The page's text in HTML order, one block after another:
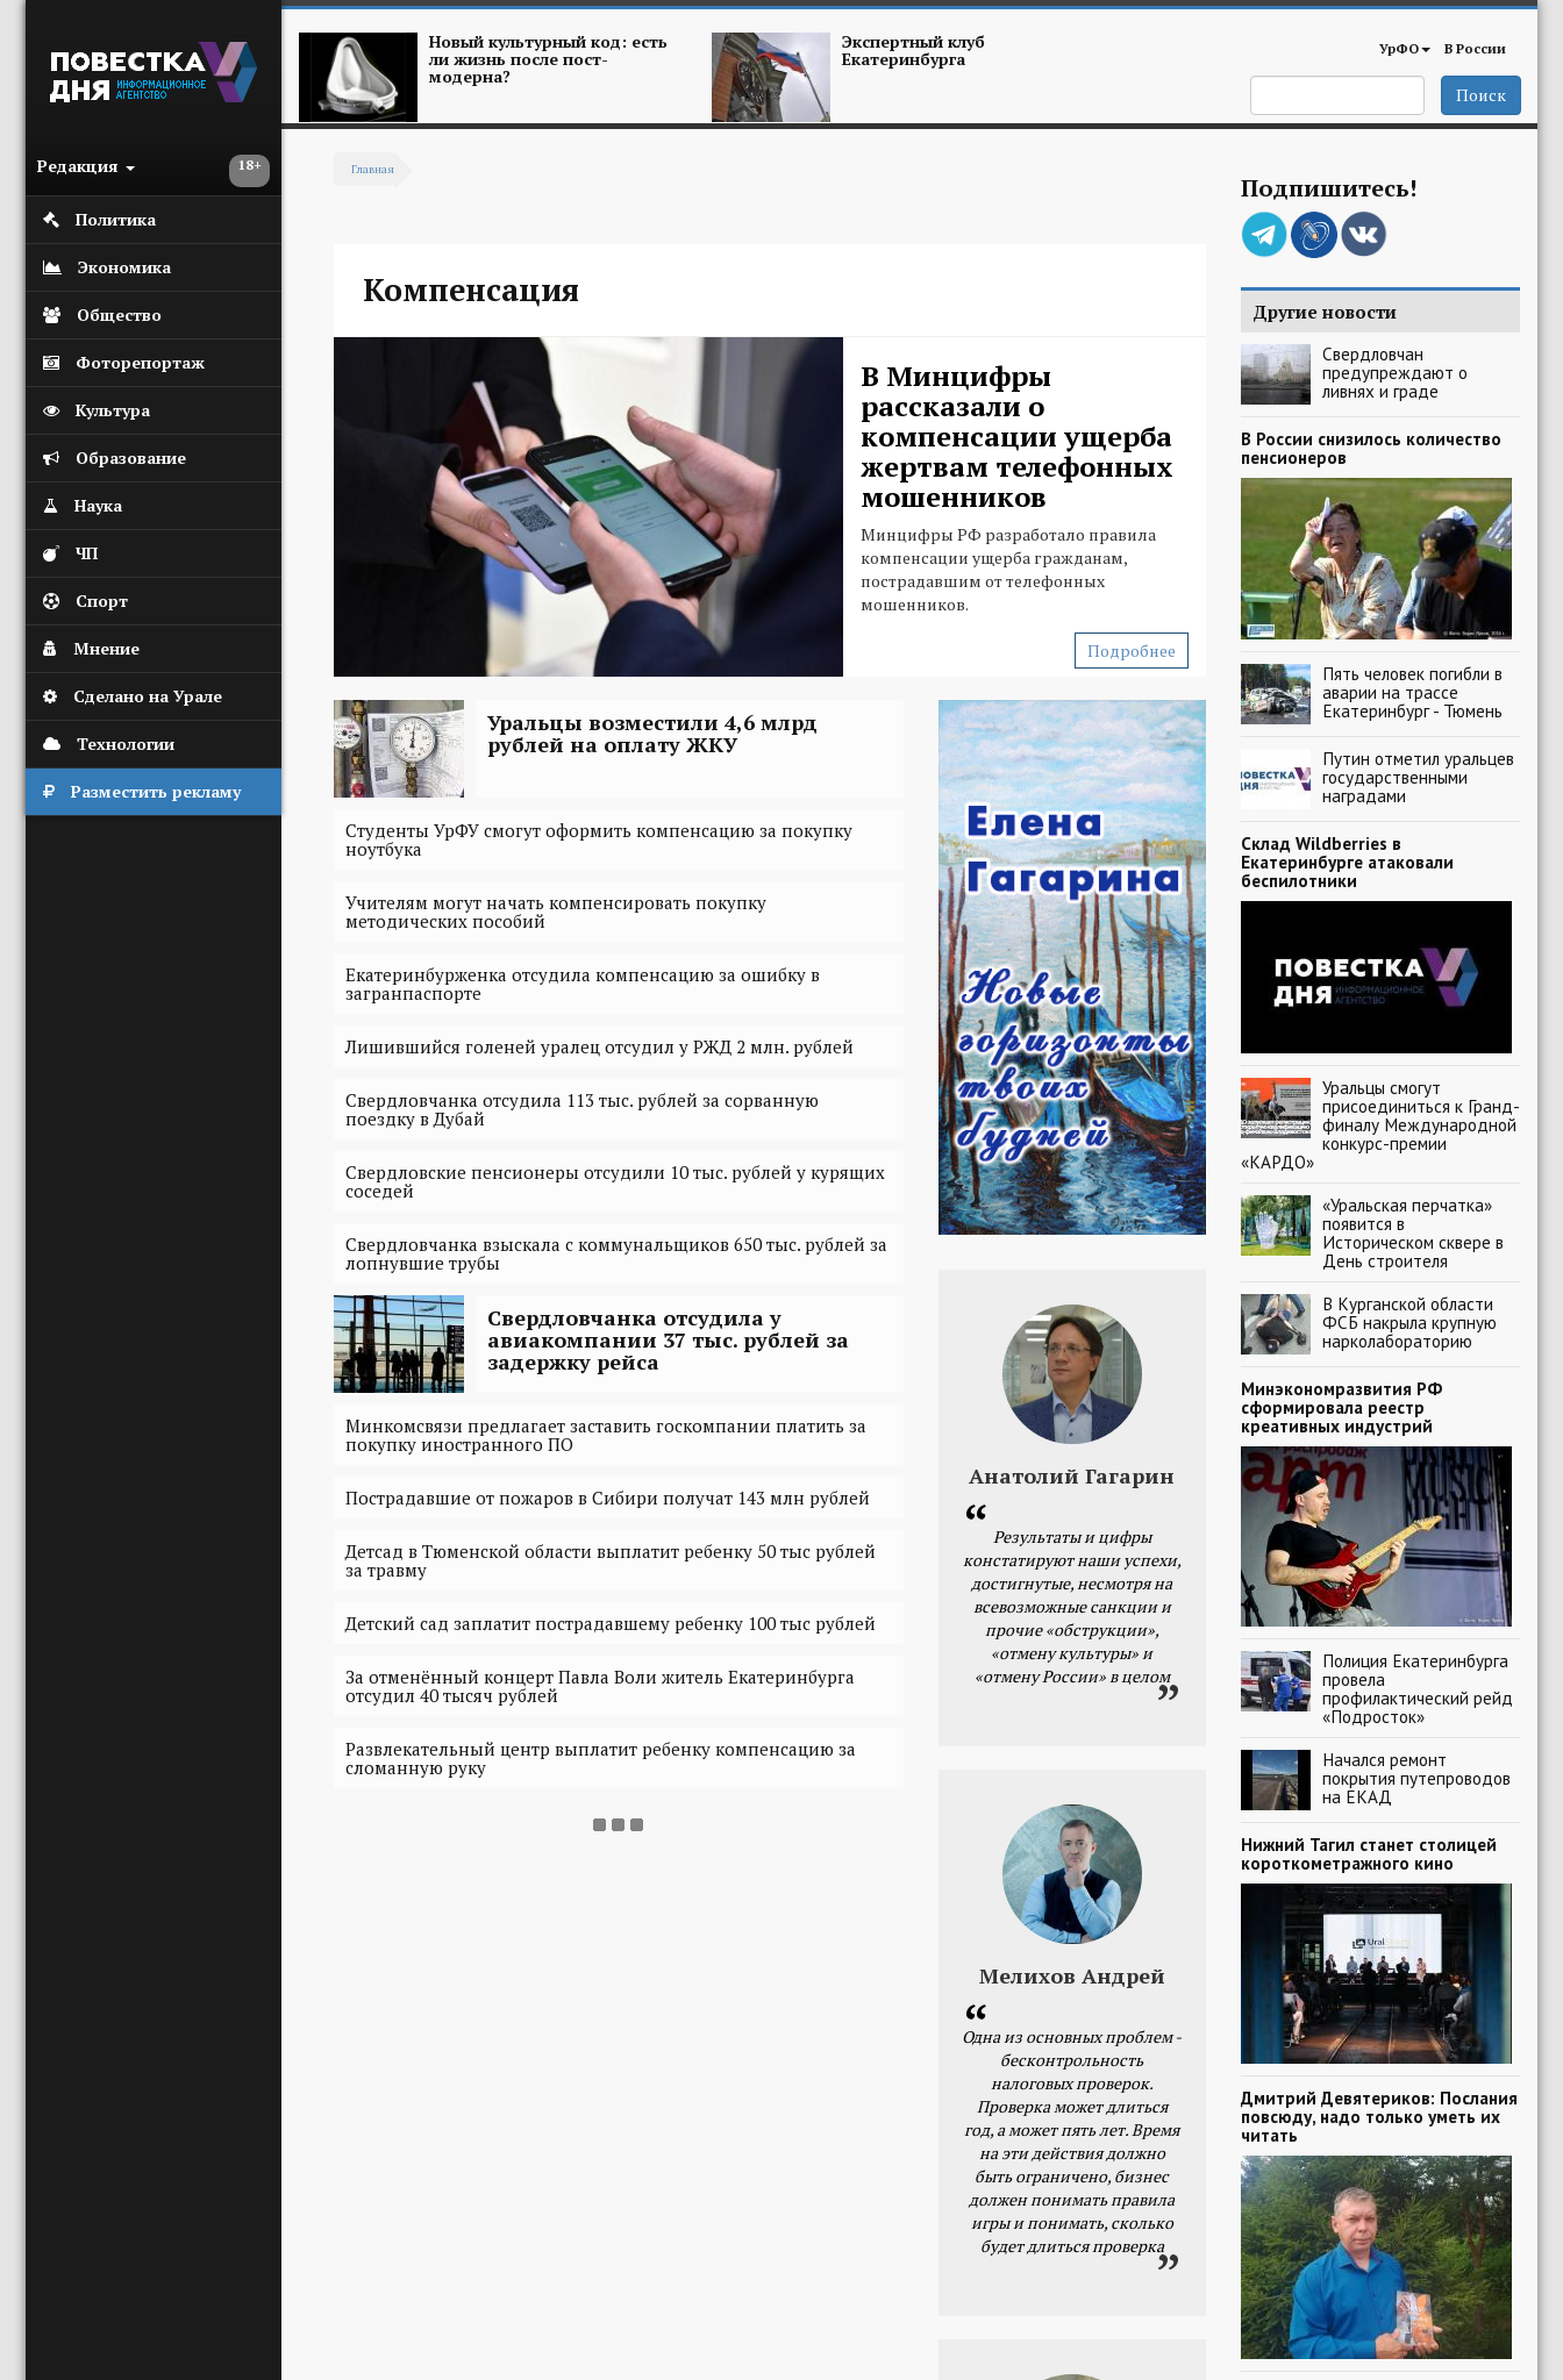
18+
Редакция
Политика
Экономика
Общество
Фоторепортаж
Культура
Образование
Наука
ЧП
Спорт
Мнение
Сделано на Урале
Технологии
Разместить рекламу
Новый культурный код: есть
ли жизнь после пост-
модерна?
Экспертный клуб
Екатеринбурга УрФО В России
Поиск
Главная
Компенсация
В Минцифры
рассказали о
компенсации ущерба
жертвам телефонных
мошенников
Минцифры РФ разработало правила
компенсации ущерба гражданам,
пострадавшим от телефонных
мошенников.
Подробнее
Уральцы возместили 4,6 млрд
рублей на оплату ЖКУ
Студенты УрФУ смогут оформить компенсацию за покупку
ноутбука
Учителям могут начать компенсировать покупку
методических пособий
Екатеринбурженка отсудила компенсацию за ошибку в
загранпаспорте
Лишившийся голеней уралец отсудил у РЖД 2 млн. рублей
Cвердловчанка отсудила 113 тыс. рублей за сорванную
поездку в Дубай
Свердловские пенсионеры отсудили 10 тыс. рублей у курящих
соседей
Свердловчанка взыскала с коммунальщиков 650 тыс. рублей за
лопнувшие трубы
Свердловчанка отсудила у
авиакомпании 37 тыс. рублей‍ за
задержку рейса
Минкомсвязи предлагает заставить госкомпании платить за
покупку иностранного ПО
Пострадавшие от пожаров в Сибири получат 143 млн рублей
Детсад в Тюменской области выплатит ребенку 50 тыс рублей
за травму
Детский сад заплатит пострадавшему ребенку 100 тыс рублей
За отменённый концерт Павла Воли житель Екатеринбурга
отсудил 40 тысяч рублей
Развлекательный центр выплатит ребенку компенсацию за
сломанную руку
Анатолий Гагарин
Результаты и цифры
констатируют наши успехи,
достигнутые, несмотря на
всевозможные санкции и
прочие «обструкции»,
«отмену культуры» и
«отмену России» в целом
Мелихов Андрей
Одна из основных проблем -
бесконтрольность
налоговых проверок.
Проверка может длиться
год, а может пять лет. Время
на эти действия должно
быть ограничено, бизнес
должен понимать правила
игры и понимать, сколько
будет длиться проверка
Подпишитесь!
Другие новости
Свердловчан
предупреждают о
ливнях и граде
В России снизилось количество
пенсионеров
Пять человек погибли в
аварии на трассе
Екатеринбург - Тюмень
Путин отметил уральцев
государственными
наградами
Склад Wildberries в
Екатеринбурге атаковали
беспилотники
Уральцы смогут
присоединиться к Гранд-
финалу Международной
конкурс-премии
«КАРДО»
«Уральская перчатка»
появится в
Историческом сквере в
День строителя
В Курганской области
ФСБ накрыла крупную
нарколабораторию
Минэкономразвития РФ
сформировала реестр
креативных индустрий
Полиция Екатеринбурга
провела
профилактический рейд
«Подросток»
Начался ремонт
покрытия путепроводов
на ЕКАД
Нижний Тагил станет столицей
короткометражного кино
Дмитрий Девятериков: Послания
повсюду, надо только уметь их
читать